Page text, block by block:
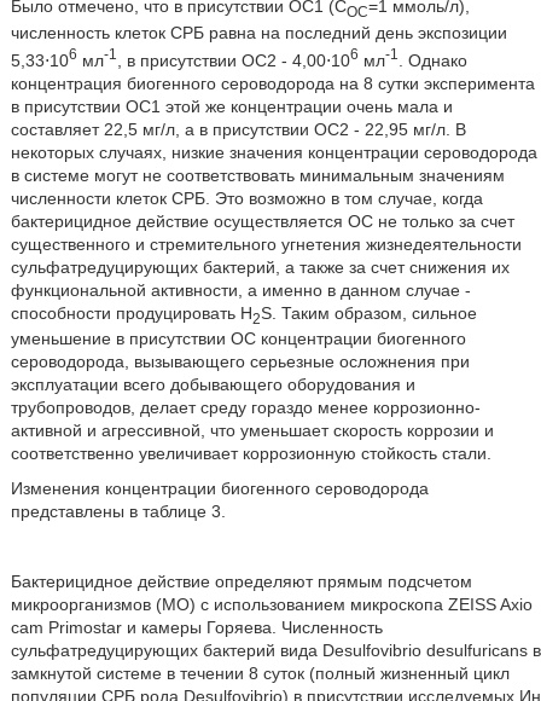
Было отмечено, что в присутствии ОС1 (СОС=1 ммоль/л),
численность клеток СРБ равна на последний день экспозиции
5,33⋅106 мл-1 , в присутствии ОС2 - 4,00⋅106 мл-1
. Однако
концентрация биогенного сероводорода на 8 сутки эксперимента
в присутствии ОС1 этой же концентрации очень мала и
составляет 22,5 мг/л, а в присутствии ОС2 - 22,95 мг/л. В
некоторых случаях, низкие значения концентрации сероводорода
в системе могут не соответствовать минимальным значениям
численности клеток СРБ. Это возможно в том случае, когда
бактерицидное действие осуществляется ОС не только за счет
существенного и стремительного угнетения жизнедеятельности
сульфатредуцирующих бактерий, а также за счет снижения их
функциональной активности, а именно в данном случае -
способности продуцировать H2S. Таким образом, сильное
уменьшение в присутствии ОС концентрации биогенного
сероводорода, вызывающего серьезные осложнения при
эксплуатации всего добывающего оборудования и
трубопроводов, делает среду гораздо менее коррозионно-
активной и агрессивной, что уменьшает скорость коррозии и
соответственно увеличивает коррозионную стойкость стали.
Изменения концентрации биогенного сероводорода
представлены в таблице 3.
Бактерицидное действие определяют прямым подсчетом
микроорганизмов (МО) с использованием микроскопа ZEISS Axio
cam Primostar и камеры Горяева. Численность
сульфатредуцирующих бактерий вида Desulfovibrio desulfuricans в
замкнутой системе в течении 8 суток (полный жизненный цикл
популяции СРБ рода Desulfovibrio) в присутствии исследуемых Ин